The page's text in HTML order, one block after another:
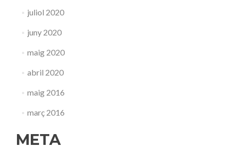
juliol 2020
juny 2020
maig 2020
abril 2020
maig 2016
març 2016
META